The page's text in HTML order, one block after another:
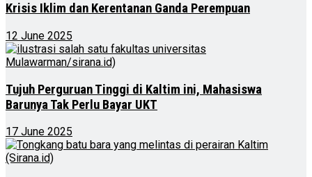
Krisis Iklim dan Kerentanan Ganda Perempuan
12 June 2025
Tujuh Perguruan Tinggi di Kaltim ini, Mahasiswa
Barunya Tak Perlu Bayar UKT
17 June 2025